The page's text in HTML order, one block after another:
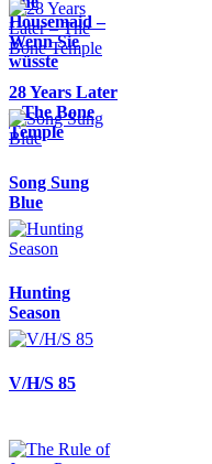
Housemaid –
Wenn Sie
wüsste
28 Years Later
– The Bone
Temple
Song Sung
Blue
Hunting
Season
V/H/S 85